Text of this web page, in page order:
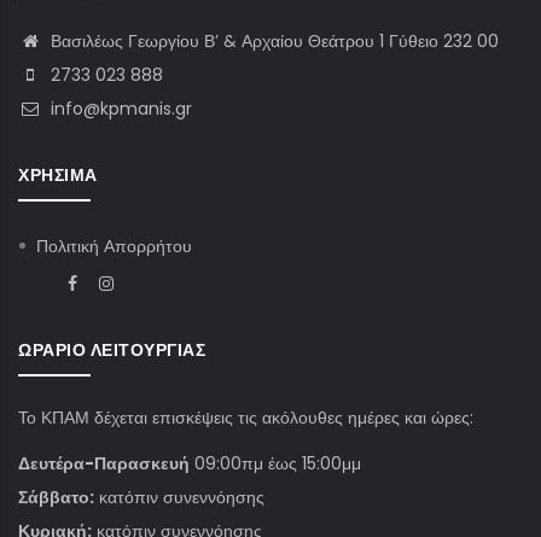
Βασιλέως Γεωργίου Β’ & Αρχαίου Θεάτρου 1 Γύθειο 232 00
2733 023 888
info@kpmanis.gr
ΧΡΉΣΙΜΑ
Πολιτική Απορρήτου
ΩΡΆΡΙΟ ΛΕΙΤΟΥΡΓΊΑΣ
Το ΚΠΑΜ δέχεται επισκέψεις τις ακόλουθες ημέρες και ώρες:
Δευτέρα-Παρασκευή 09:00πμ έως 15:00μμ
Σάββατο: κατόπιν συνεννόησης
Κυριακή: κατόπιν συνεννόησης